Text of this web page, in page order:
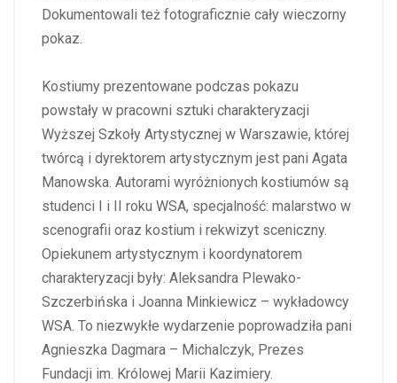
Dokumentowali też fotograficznie cały wieczorny
pokaz.
Kostiumy prezentowane podczas pokazu
powstały w pracowni sztuki charakteryzacji
Wyższej Szkoły Artystycznej w Warszawie, której
twórcą i dyrektorem artystycznym jest pani Agata
Manowska. Autorami wyróżnionych kostiumów są
studenci I i II roku WSA, specjalność: malarstwo w
scenografii oraz kostium i rekwizyt sceniczny.
Opiekunem artystycznym i koordynatorem
charakteryzacji były: Aleksandra Plewako-
Szczerbińska i Joanna Minkiewicz – wykładowcy
WSA. To niezwykłe wydarzenie poprowadziła pani
Agnieszka Dagmara – Michalczyk, Prezes
Fundacji im. Królowej Marii Kazimiery.